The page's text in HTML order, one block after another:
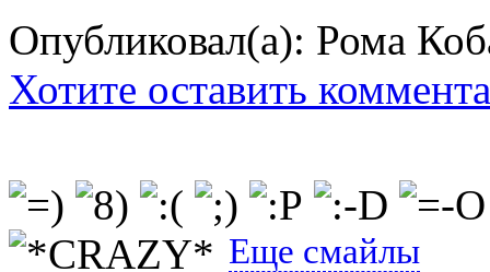
Опубликовал(а): Рома
Хотите оставить
Еще смайлы